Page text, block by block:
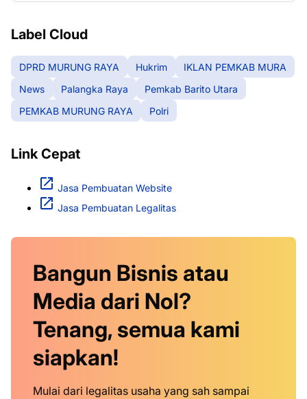
Label Cloud
DPRD MURUNG RAYA Hukrim
IKLAN PEMKAB MURA
News
Palangka Raya
Pemkab Barito Utara
PEMKAB MURUNG RAYA
Polri
Link Cepat
Jasa Pembuatan Website
Jasa Pembuatan Legalitas
Bangun Bisnis atau
Media dari Nol?
Tenang, semua kami
siapkan!
Mulai dari legalitas usaha yang sah sampai